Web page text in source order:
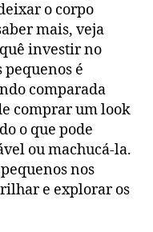
o corpo
mais, veja
investir no
é
comparada
comprar um look
o que pode
ou machucá-la.
nos
e explorar os